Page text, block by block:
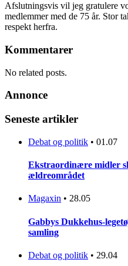
Afslutningsvis vil jeg gratulere
medlemmer med de 75 år. Stor
respekt herfra.
Kommentarer
No related posts.
Annonce
Seneste artikler
Debat og politik • 01.07
Ekstraordinære midler
ældreområdet
Magaxin • 28.05
Gabbys Dukkehus-
samling
Debat og politik • 29.04